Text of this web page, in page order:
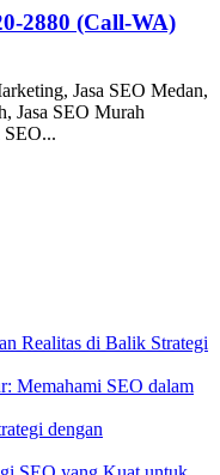
2880 (Call-WA)
Jasa SEO Medan,
Jasa SEO Murah
SEO...
Realitas di Balik Strategi
Memahami SEO dalam
dengan